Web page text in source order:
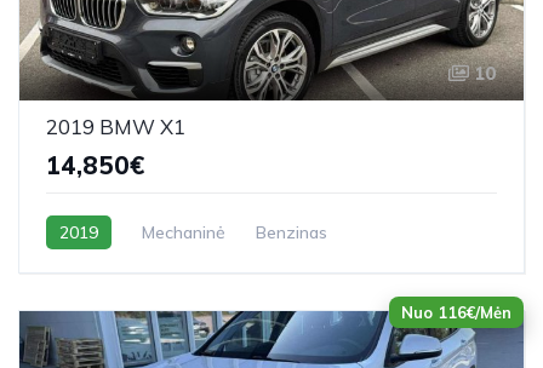
10
2019 BMW X1
14,850€
2019 Mechaninė Benzinas
Nuo 116€/Mėn